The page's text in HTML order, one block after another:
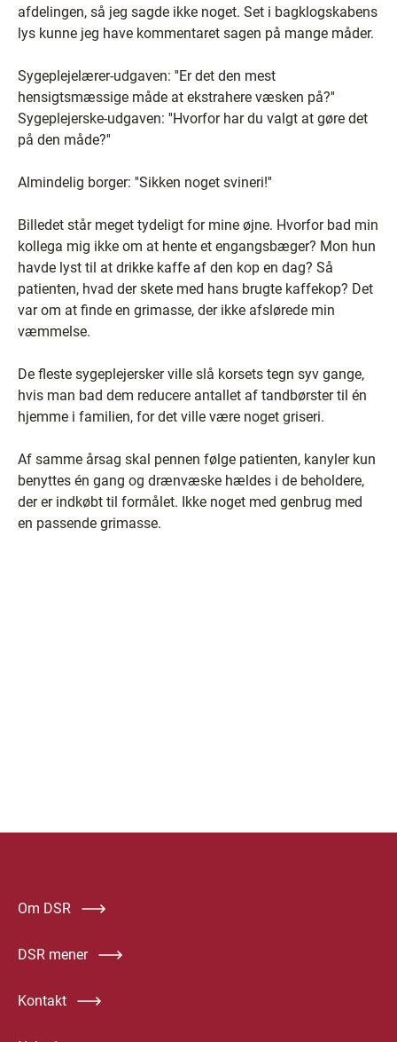
afdelingen, så jeg sagde ikke noget. Set i bagklogskabens
lys kunne jeg have kommentaret sagen på mange måder.
Sygeplejelærer-udgaven: ''Er det den mest
hensigtsmæssige måde at ekstrahere væsken på?''
Sygeplejerske-udgaven: ''Hvorfor har du valgt at gøre det
på den måde?''
Almindelig borger: ''Sikken noget svineri!''
Billedet står meget tydeligt for mine øjne. Hvorfor bad min
kollega mig ikke om at hente et engangsbæger? Mon hun
havde lyst til at drikke kaffe af den kop en dag? Så
patienten, hvad der skete med hans brugte kaffekop? Det
var om at finde en grimasse, der ikke afslørede min
væmmelse.
De fleste sygeplejersker ville slå korsets tegn syv gange,
hvis man bad dem reducere antallet af tandbørster til én
hjemme i familien, for det ville være noget griseri.
Af samme årsag skal pennen følge patienten, kanyler kun
benyttes én gang og drænvæske hældes i de beholdere,
der er indkøbt til formålet. Ikke noget med genbrug med
en passende grimasse.
Om DSR
DSR mener
Kontakt